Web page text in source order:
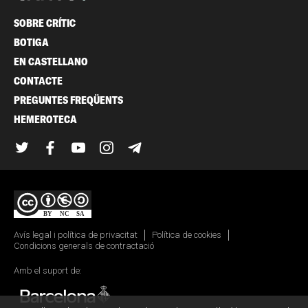
SOBRE CRÍTIC
BOTIGA
EN CASTELLANO
CONTACTE
PREGUNTES FREQÜENTS
HEMEROTECA
TwitterFacebook
YouTubeInstagram
Avís legal i política de privacitat
Política de cookies
Condicions generals de contractació
Amb el suport de: